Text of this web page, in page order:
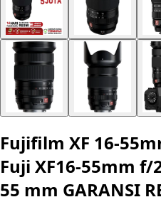
Fujifilm XF 16-
Fuji XF16-55mm f/
55 mm GARANSI